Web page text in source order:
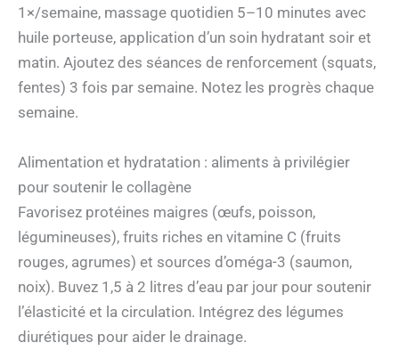
1×/semaine, massage quotidien 5–10 minutes avec
huile porteuse, application d’un soin hydratant soir et
matin. Ajoutez des séances de renforcement (squats,
fentes) 3 fois par semaine. Notez les progrès chaque
semaine.
Alimentation et hydratation : aliments à privilégier
pour soutenir le collagène
Favorisez protéines maigres (œufs, poisson,
légumineuses), fruits riches en vitamine C (fruits
rouges, agrumes) et sources d’oméga-3 (saumon,
noix). Buvez 1,5 à 2 litres d’eau par jour pour soutenir
l’élasticité et la circulation. Intégrez des légumes
diurétiques pour aider le drainage.